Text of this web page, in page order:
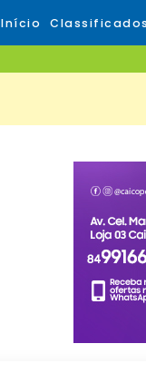
Início Classificados